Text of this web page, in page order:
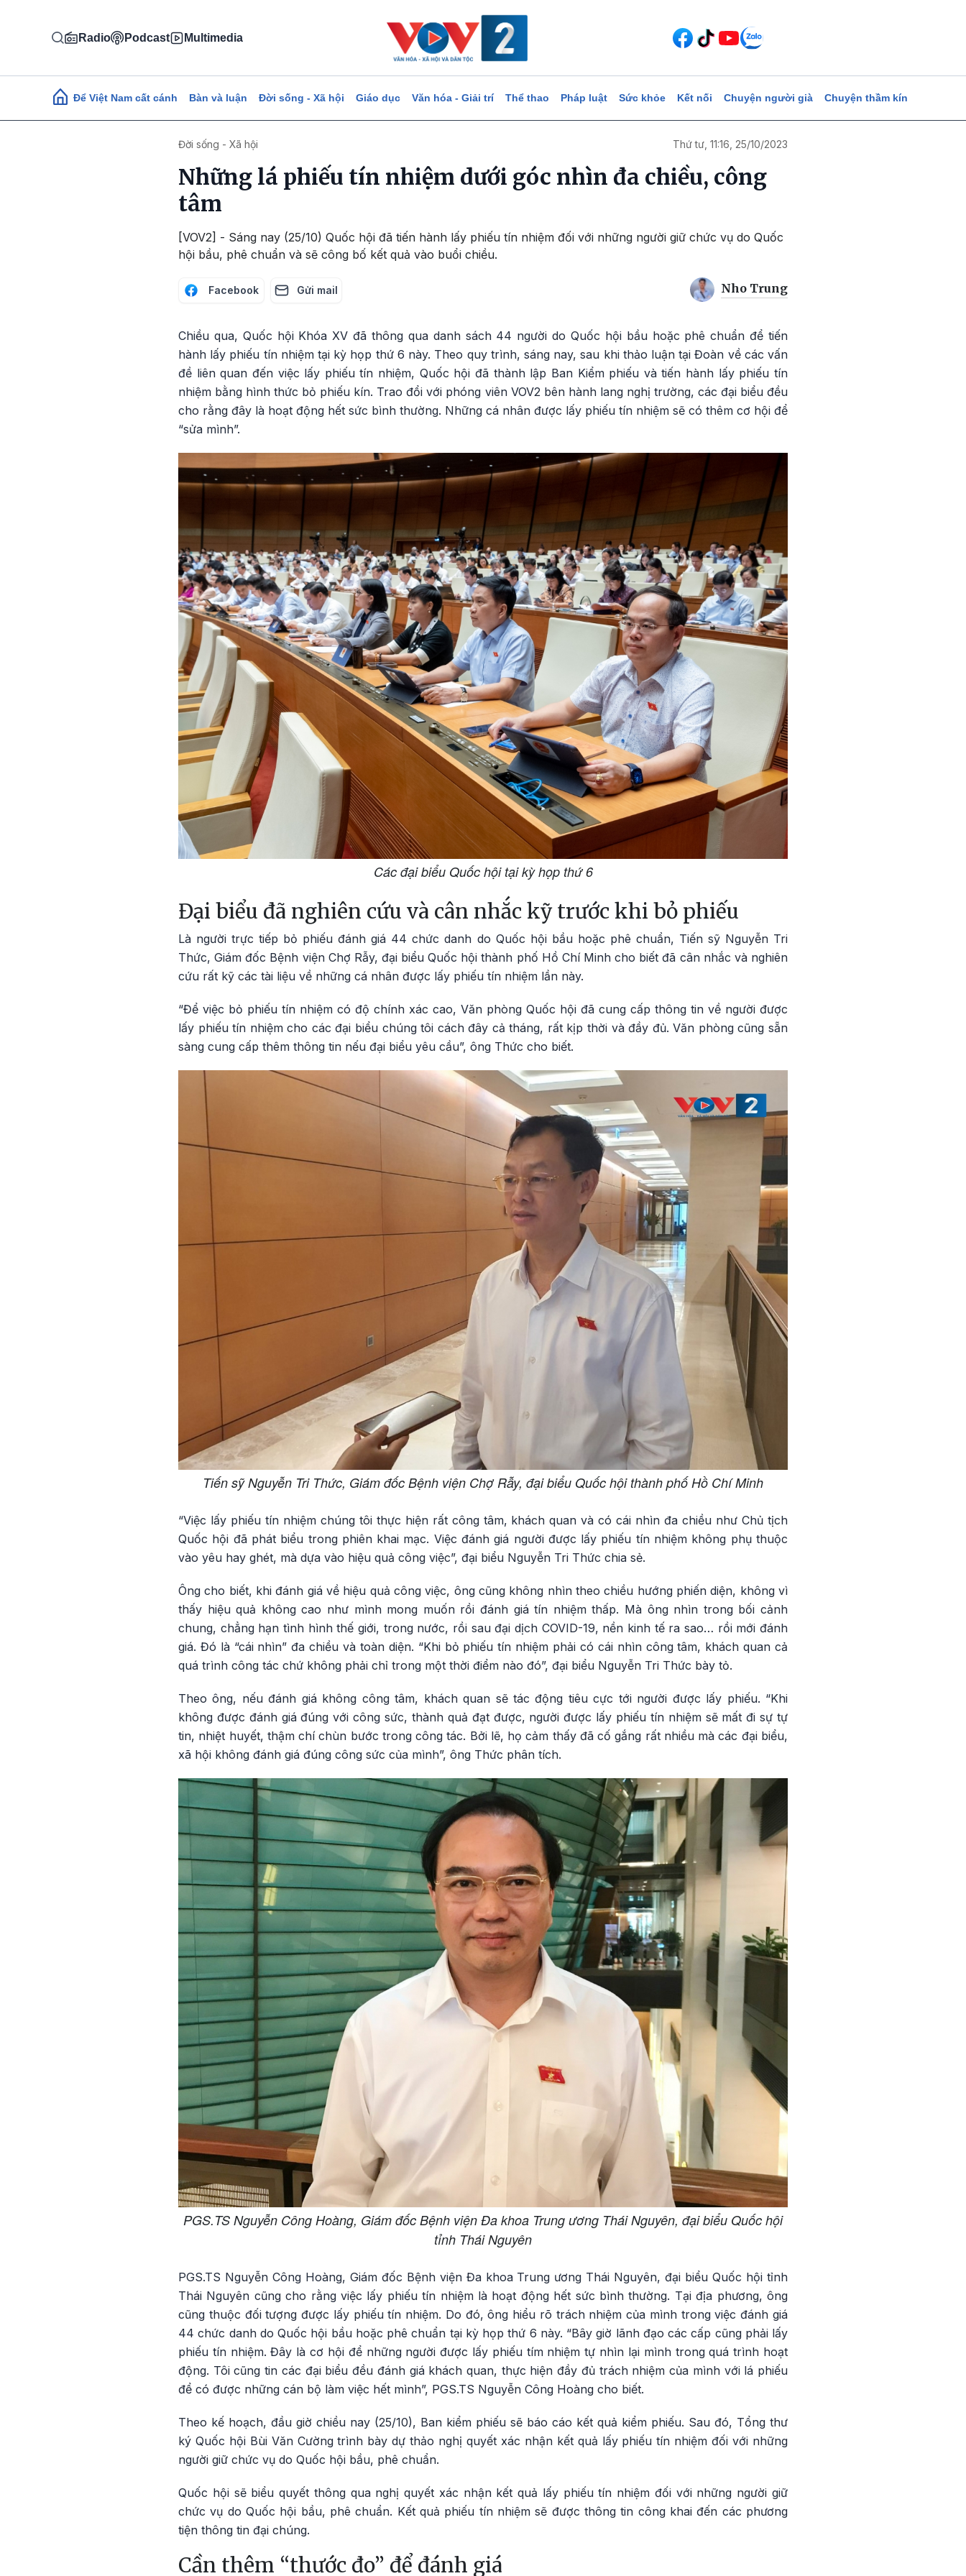
Radio Podcast Multimedia
Main navigation
Để Việt Nam cất cánh Bàn và luận Đời sống - Xã hội Giáo dục Văn hóa - Giải trí Thể thao Pháp luật Sức khỏe Kết nối Chuyện người già Chuyện thầm kín
Đời sống - Xã hội Thứ tư, 11:16, 25/10/2023
Những lá phiếu tín nhiệm dưới góc nhìn đa chiều, công
tâm
[VOV2] - Sáng nay (25/10) Quốc hội đã tiến hành lấy phiếu tín nhiệm đối với những người giữ chức vụ do Quốc
hội bầu, phê chuẩn và sẽ công bố kết quả vào buổi chiều.
Facebook Gửi mail Nho Trung
Chiều qua, Quốc hội Khóa XV đã thông qua danh sách 44 người do Quốc hội bầu hoặc phê chuẩn để tiến
hành lấy phiếu tín nhiệm tại kỳ họp thứ 6 này. Theo quy trình, sáng nay, sau khi thảo luận tại Đoàn về các vấn
đề liên quan đến việc lấy phiếu tín nhiệm, Quốc hội đã thành lập Ban Kiểm phiếu và tiến hành lấy phiếu tín
nhiệm bằng hình thức bỏ phiếu kín. Trao đổi với phóng viên VOV2 bên hành lang nghị trường, các đại biểu đều
cho rằng đây là hoạt động hết sức bình thường. Những cá nhân được lấy phiếu tín nhiệm sẽ có thêm cơ hội để
“sửa mình”.
Các đại biểu Quốc hội tại kỳ họp thứ 6
Đại biểu đã nghiên cứu và cân nhắc kỹ trước khi bỏ phiếu
Là người trực tiếp bỏ phiếu đánh giá 44 chức danh do Quốc hội bầu hoặc phê chuẩn, Tiến sỹ Nguyễn Tri
Thức, Giám đốc Bệnh viện Chợ Rẫy, đại biểu Quốc hội thành phố Hồ Chí Minh cho biết đã cân nhắc và nghiên
cứu rất kỹ các tài liệu về những cá nhân được lấy phiếu tín nhiệm lần này.
“Để việc bỏ phiếu tín nhiệm có độ chính xác cao, Văn phòng Quốc hội đã cung cấp thông tin về người được
lấy phiếu tín nhiệm cho các đại biểu chúng tôi cách đây cả tháng, rất kịp thời và đầy đủ. Văn phòng cũng sẵn
sàng cung cấp thêm thông tin nếu đại biểu yêu cầu”, ông Thức cho biết.
Tiến sỹ Nguyễn Tri Thức, Giám đốc Bệnh viện Chợ Rẫy, đại biểu Quốc hội thành phố Hồ Chí Minh
“Việc lấy phiếu tín nhiệm chúng tôi thực hiện rất công tâm, khách quan và có cái nhìn đa chiều như Chủ tịch
Quốc hội đã phát biểu trong phiên khai mạc. Việc đánh giá người được lấy phiếu tín nhiệm không phụ thuộc
vào yêu hay ghét, mà dựa vào hiệu quả công việc”, đại biểu Nguyễn Tri Thức chia sẻ.
Ông cho biết, khi đánh giá về hiệu quả công việc, ông cũng không nhìn theo chiều hướng phiến diện, không vì
thấy hiệu quả không cao như mình mong muốn rồi đánh giá tín nhiệm thấp. Mà ông nhìn trong bối cảnh
chung, chẳng hạn tình hình thế giới, trong nước, rồi sau đại dịch COVID-19, nền kinh tế ra sao… rồi mới đánh
giá. Đó là “cái nhìn” đa chiều và toàn diện. “Khi bỏ phiếu tín nhiệm phải có cái nhìn công tâm, khách quan cả
quá trình công tác chứ không phải chỉ trong một thời điểm nào đó”, đại biểu Nguyễn Tri Thức bày tỏ.
Theo ông, nếu đánh giá không công tâm, khách quan sẽ tác động tiêu cực tới người được lấy phiếu. “Khi
không được đánh giá đúng với công sức, thành quả đạt được, người được lấy phiếu tín nhiệm sẽ mất đi sự tự
tin, nhiệt huyết, thậm chí chùn bước trong công tác. Bởi lẽ, họ cảm thấy đã cố gắng rất nhiều mà các đại biểu,
xã hội không đánh giá đúng công sức của mình”, ông Thức phân tích.
PGS.TS Nguyễn Công Hoàng, Giám đốc Bệnh viện Đa khoa Trung ương Thái Nguyên, đại biểu Quốc hội
tỉnh Thái Nguyên
PGS.TS Nguyễn Công Hoàng, Giám đốc Bệnh viện Đa khoa Trung ương Thái Nguyên, đại biểu Quốc hội tỉnh
Thái Nguyên cũng cho rằng việc lấy phiếu tín nhiệm là hoạt động hết sức bình thường. Tại địa phương, ông
cũng thuộc đối tượng được lấy phiếu tín nhiệm. Do đó, ông hiểu rõ trách nhiệm của mình trong việc đánh giá
44 chức danh do Quốc hội bầu hoặc phê chuẩn tại kỳ họp thứ 6 này. “Bây giờ lãnh đạo các cấp cũng phải lấy
phiếu tín nhiệm. Đây là cơ hội để những người được lấy phiếu tím nhiệm tự nhìn lại mình trong quá trình hoạt
động. Tôi cũng tin các đại biểu đều đánh giá khách quan, thực hiện đầy đủ trách nhiệm của mình với lá phiếu
để có được những cán bộ làm việc hết mình”, PGS.TS Nguyễn Công Hoàng cho biết.
Theo kế hoạch, đầu giờ chiều nay (25/10), Ban kiểm phiếu sẽ báo cáo kết quả kiểm phiếu. Sau đó, Tổng thư
ký Quốc hội Bùi Văn Cường trình bày dự thảo nghị quyết xác nhận kết quả lấy phiếu tín nhiệm đối với những
người giữ chức vụ do Quốc hội bầu, phê chuẩn.
Quốc hội sẽ biểu quyết thông qua nghị quyết xác nhận kết quả lấy phiếu tín nhiệm đối với những người giữ
chức vụ do Quốc hội bầu, phê chuẩn. Kết quả phiếu tín nhiệm sẽ được thông tin công khai đến các phương
tiện thông tin đại chúng.
Cần thêm “thước đo” để đánh giá